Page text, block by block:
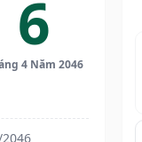
6
4 Năm 2046